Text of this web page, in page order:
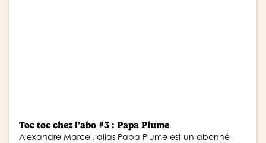
Toc toc chez l'abo #3 : Papa Plume
Alexandre Marcel, alias Papa Plume est un abonné